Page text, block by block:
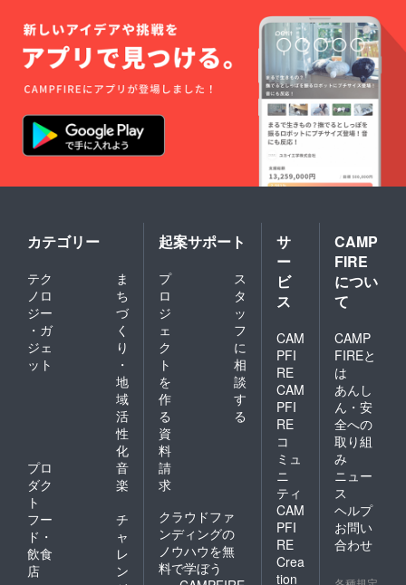
カテゴリー
テク
ノロ
ジー
・ガ
ジェ
ット
ま
ち
づ
く
り
・
地
域
活
性
化
プロ
ダク
ト
音
楽
フー
ド・
飲食
店
チ
ャ
レ
ン
起案サポート
プ
ロ
ジ
ェ
ク
ト
を
作
る
ス
タ
ッ
フ
に
相
談
す
る
資
料
請
求
クラウドファ
ンディングの
ノウハウを無
料で学ぼう
サ
ー
ビ
ス
CAM
PFI
RE
CAM
PFI
RE
コ
ミュ
ニ
ティ
CAM
PFI
RE
Crea
tion
CAMP
FIRE
につい
て
CAMP
FIREと
は
あんし
ん・安
全への
取り組
み
ニュー
ス
ヘルプ
お問い
合わせ